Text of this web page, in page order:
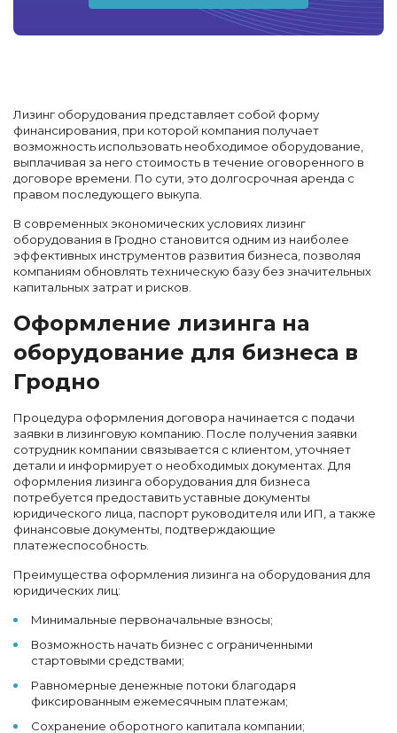
Лизинг оборудования представляет собой форму
финансирования, при которой компания получает
возможность использовать необходимое оборудование,
выплачивая за него стоимость в течение оговоренного в
договоре времени. По сути, это долгосрочная аренда с
правом последующего выкупа.
В современных экономических условиях лизинг
оборудования в Гродно становится одним из наиболее
эффективных инструментов развития бизнеса, позволяя
компаниям обновлять техническую базу без значительных
капитальных затрат и рисков.
Оформление лизинга на
оборудование для бизнеса в
Гродно
Процедура оформления договора начинается с подачи
заявки в лизинговую компанию. После получения заявки
сотрудник компании связывается с клиентом, уточняет
детали и информирует о необходимых документах. Для
оформления лизинга оборудования для бизнеса
потребуется предоставить уставные документы
юридического лица, паспорт руководителя или ИП, а также
финансовые документы, подтверждающие
платежеспособность.
Преимущества оформления лизинга на оборудования для
юридических лиц:
Минимальные первоначальные взносы;
Возможность начать бизнес с ограниченными
стартовыми средствами;
Равномерные денежные потоки благодаря
фиксированным ежемесячным платежам;
Сохранение оборотного капитала компании;